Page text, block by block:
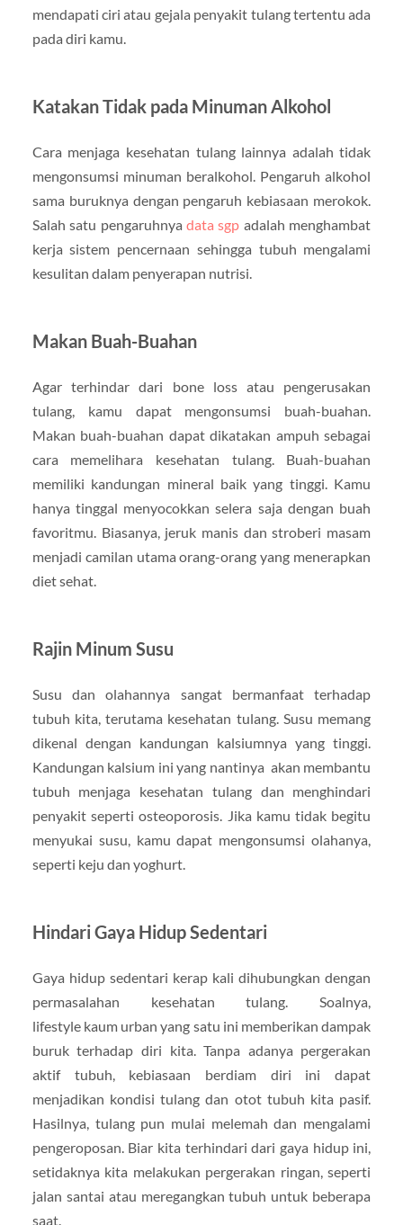
mendapati ciri atau gejala penyakit tulang tertentu ada
pada diri kamu.
Katakan Tidak pada Minuman Alkohol
Cara menjaga kesehatan tulang lainnya adalah tidak
mengonsumsi minuman beralkohol. Pengaruh alkohol
sama buruknya dengan pengaruh kebiasaan merokok.
Salah satu pengaruhnya data sgp adalah menghambat
kerja sistem pencernaan sehingga tubuh mengalami
kesulitan dalam penyerapan nutrisi.
Makan Buah-Buahan
Agar terhindar dari bone loss atau pengerusakan
tulang, kamu dapat mengonsumsi buah-buahan.
Makan buah-buahan dapat dikatakan ampuh sebagai
cara memelihara kesehatan tulang. Buah-buahan
memiliki kandungan mineral baik yang tinggi. Kamu
hanya tinggal menyocokkan selera saja dengan buah
favoritmu. Biasanya, jeruk manis dan stroberi masam
menjadi camilan utama orang-orang yang menerapkan
diet sehat.
Rajin Minum Susu
Susu dan olahannya sangat bermanfaat terhadap
tubuh kita, terutama kesehatan tulang. Susu memang
dikenal dengan kandungan kalsiumnya yang tinggi.
Kandungan kalsium ini yang nantinya akan membantu
tubuh menjaga kesehatan tulang dan menghindari
penyakit seperti osteoporosis. Jika kamu tidak begitu
menyukai susu, kamu dapat mengonsumsi olahanya,
seperti keju dan yoghurt.
Hindari Gaya Hidup Sedentari
Gaya hidup sedentari kerap kali dihubungkan dengan
permasalahan kesehatan tulang. Soalnya,
lifestyle kaum urban yang satu ini memberikan dampak
buruk terhadap diri kita. Tanpa adanya pergerakan
aktif tubuh, kebiasaan berdiam diri ini dapat
menjadikan kondisi tulang dan otot tubuh kita pasif.
Hasilnya, tulang pun mulai melemah dan mengalami
pengeroposan. Biar kita terhindari dari gaya hidup ini,
setidaknya kita melakukan pergerakan ringan, seperti
jalan santai atau meregangkan tubuh untuk beberapa
saat.